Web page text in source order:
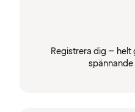
Registrera dig – helt